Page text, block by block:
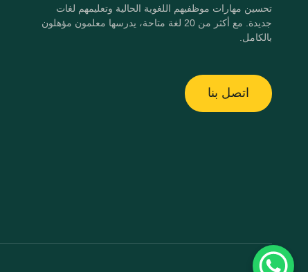
تحسين مهارات موظفيهم اللغوية الحالية وتعليمهم لغات
جديدة. مع أكثر من 20 لغة متاحة، يدرسها معلمون مؤهلون
بالكامل.
اتصل بنا